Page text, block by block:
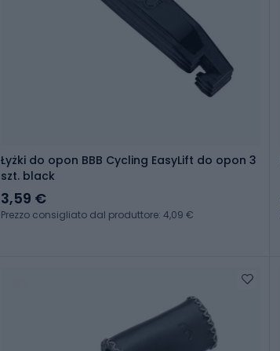
Łyżki do opon BBB Cycling EasyLift do opon 3
szt. black
3,59 €
Prezzo consigliato dal produttore: 4,09 €